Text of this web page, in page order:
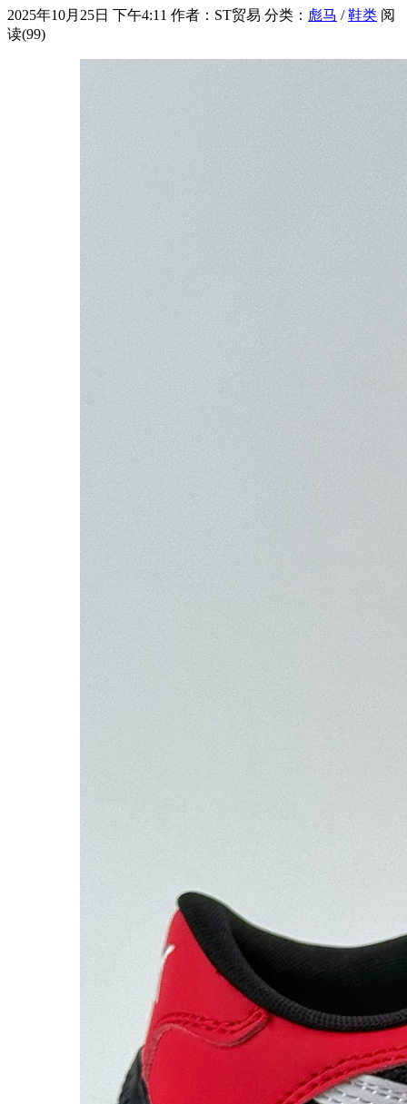
2025年10月25日 下午4:11 作者：ST贸易 分类： 彪马 /鞋类 阅
读(99)